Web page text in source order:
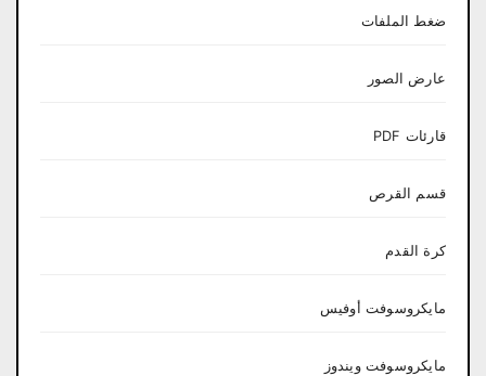
ضغط الملفات
عارض الصور
قارئات PDF
قسم القرص
كرة القدم
مايكروسوفت أوفيس
مايكروسوفت ويندوز